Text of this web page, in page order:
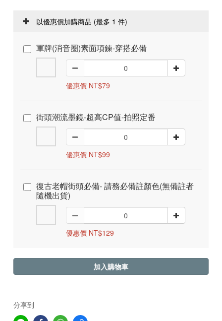
以優惠價加購商品 (最多 1 件)
軍牌(消音圈)素面項鍊-穿搭必備
優惠價 NT$79
街頭潮流墨鏡-超高CP值-拍照定番
優惠價 NT$99
復古老帽街頭必備- 請務必備註顏色(無備註者
隨機出貨)
優惠價 NT$129
加入購物車
分享到